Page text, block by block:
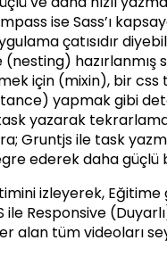
ise Sass’ı
çatısıdır
hazırlanmış
için (mixin), bir css
yapmak gibi
yazarak
Gruntjs ile task
ederek daha güçlü
izleyerek, Eğitime
ile Responsive
alan tüm videoları